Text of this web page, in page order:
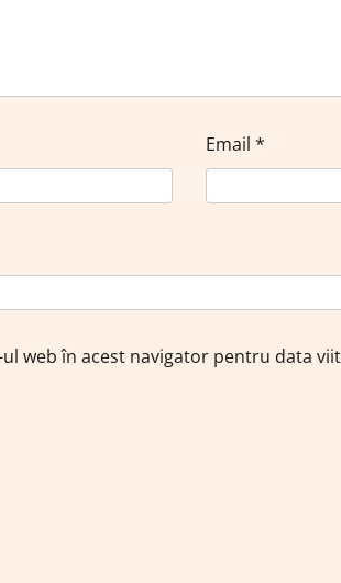
Email *
web în acest navigator pentru data